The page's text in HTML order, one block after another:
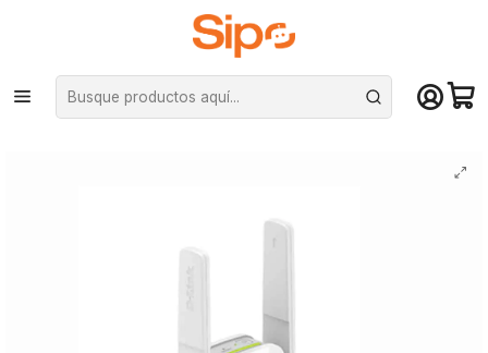
¡Compra hasta mediodía y recibe hoy! De lunes a sábado en el gran
Santiago. Envío gratis desde $29.990
Inicio Redes y conectividad Routers
Repetidor WiFi D-link AC750, Dual Band (DAP-1530)